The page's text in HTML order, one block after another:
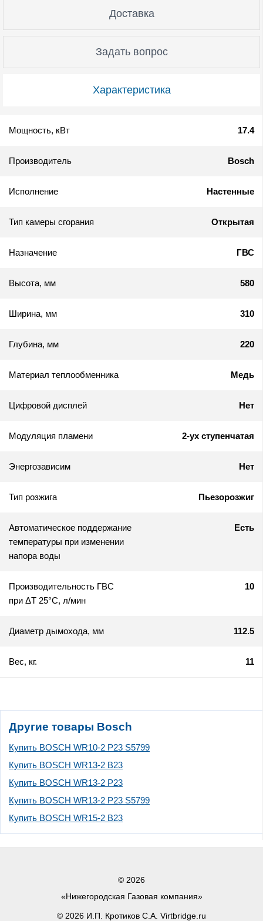
Характеристика
Доставка
Задать вопрос
Мощность, кВт 17.4
Производитель Bosch
Исполнение Настенные
Тип камеры сгорания Открытая
Назначение ГВС
Высота, мм 580
Ширина, мм 310
Глубина, мм 220
Материал теплообменника Медь
Цифровой дисплей Нет
Модуляция пламени 2-ух ступенчатая
Энергозависим Нет
Тип розжига Пьезорозжиг
Автоматическое поддержание
температуры при изменении
напора воды
Есть
Производительность ГВС
при ΔТ 25°C, л/мин
10
Диаметр дымохода, мм 112.5
Вес, кг. 11
Другие товары Bosch
Купить BOSCH WR10-2 P23 S5799
Купить BOSCH WR13-2 B23
Купить BOSCH WR13-2 P23
Купить BOSCH WR13-2 P23 S5799
Купить BOSCH WR15-2 B23
© 2026
«Нижегородская Газовая компания»
© 2026 И.П. Кротиков С.А. Virtbridge.ru